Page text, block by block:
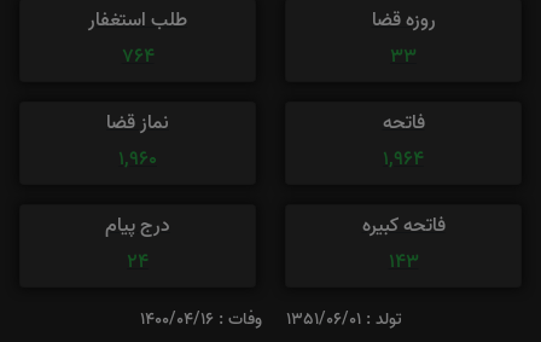
روزه قضا
33
طلب استغفار
764
فاتحه
1,964
نماز قضا
1,960
فاتحه کبیره
143
درج پیام
24
تولد : 1351/06/01 وفات : 1400/04/16